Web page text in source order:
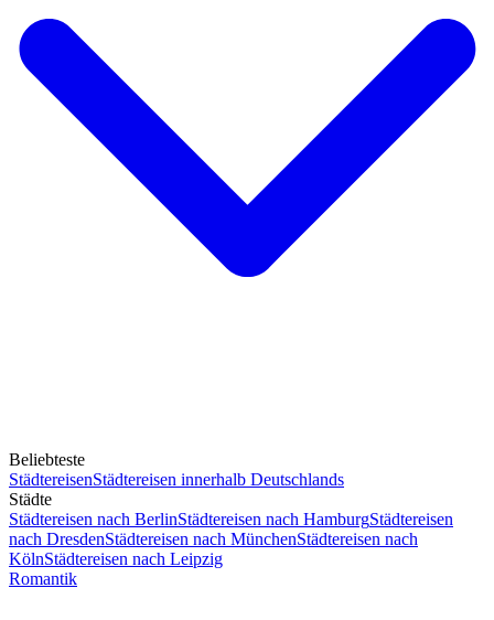
Beliebteste
StädtereisenStädtereisen innerhalb Deutschlands
Städte
Städtereisen nach BerlinStädtereisen nach HamburgStädtereisen
nach DresdenStädtereisen nach MünchenStädtereisen nach
KölnStädtereisen nach Leipzig
Romantik